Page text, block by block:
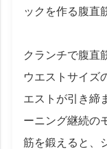
ックを作る腹直
クランチで腹直
ウエストサイズ
エストが引き締
ーニング継続の
筋を鍛えると、